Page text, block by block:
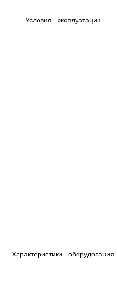
Условия эксплуатации
Характеристики оборудования